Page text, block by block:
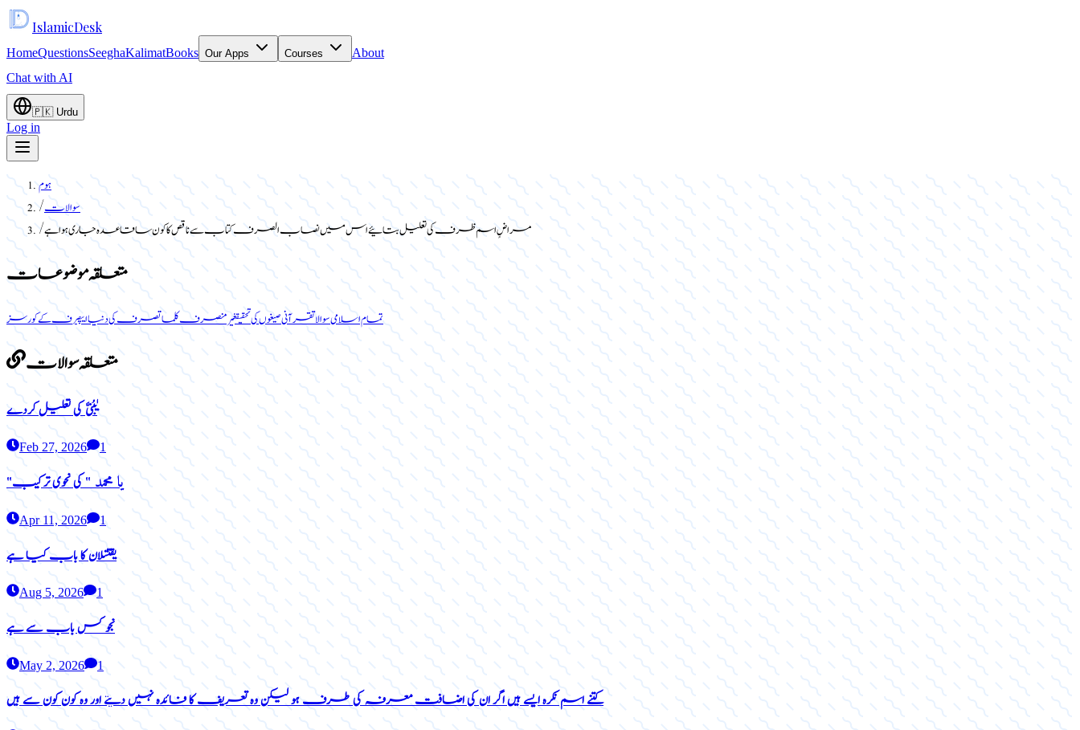
IslamicDesk
HomeQuestionsSeeghaKalimatBooks Our Apps Courses
About
Chat with AI
🇵🇰 Urdu
Log in
ہوم
/سوالات
/مراضٍ اسم ظرف کی تعلیل بتائیے اس میں نصاب الصرف کتاب سے ناقص کا کون سا قاعدہ جاری ہوا ہے
متعلقہ موضوعات
تمام اسلامی سوالاتقرآنی صیغوں کی تحقیقغیر منصرف کلماتصرف کی دنیا ایپصرف کے کورسز
متعلقہ سوالات
یٰبُنیَّ کی تعلیل کردے
Feb 27, 2026 1
" یا محمد"کی نحوی ترکیب
Apr 11, 2026 1
یقتتلان کا باب کیا ہے
Aug 5, 2026 1
نجو کس باب سے ہے
May 2, 2026 1
کتنے اسم نکرہ ایسے ہیں اگر ان کی اضافت معرفہ کی طرف ہو لیکن وہ تعریف کا فائدہ نہیں دیتے اور وہ کون کون سے ہیں